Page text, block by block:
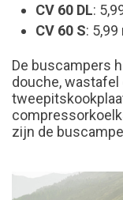
CV 60 DL:
CV 60 S:
De buscampers
douche, wastafel
zijn de